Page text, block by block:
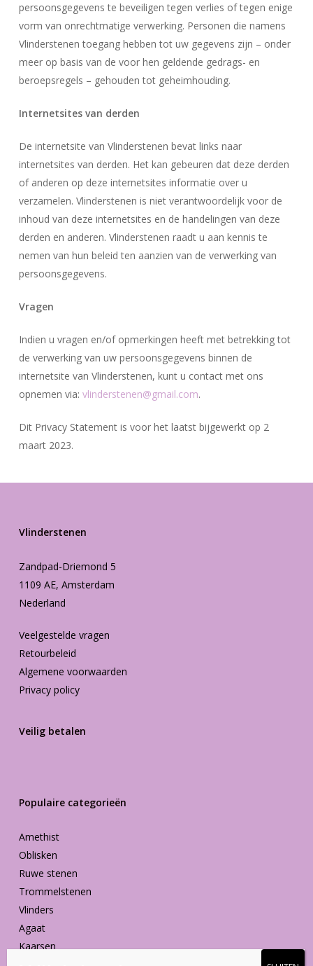
persoonsgegevens te beveiligen tegen verlies of tegen enige
vorm van onrechtmatige verwerking. Personen die namens
Vlinderstenen toegang hebben tot uw gegevens zijn – onder
meer op basis van de voor hen geldende gedrags- en
beroepsregels – gehouden tot geheimhouding.
Internetsites van derden
De internetsite van Vlinderstenen bevat links naar
internetsites van derden. Het kan gebeuren dat deze derden
of anderen op deze internetsites informatie over u
verzamelen. Vlinderstenen is niet verantwoordelijk voor de
inhoud van deze internetsites en de handelingen van deze
derden en anderen. Vlinderstenen raadt u aan kennis te
nemen van hun beleid ten aanzien van de verwerking van
persoonsgegevens.
Vragen
Indien u vragen en/of opmerkingen heeft met betrekking tot
de verwerking van uw persoonsgegevens binnen de
internetsite van Vlinderstenen, kunt u contact met ons
opnemen via: vlinderstenen@gmail.com.
Dit Privacy Statement is voor het laatst bijgewerkt op 2
maart 2023.
Vlinderstenen
Zandpad-Driemond 5
1109 AE, Amsterdam
Nederland
Veelgestelde vragen
Retourbeleid
Algemene voorwaarden
Privacy policy
Veilig betalen
Populaire categorieën
Amethist
Oblisken
Ruwe stenen
Trommelstenen
Vlinders
Agaat
Kaarsen